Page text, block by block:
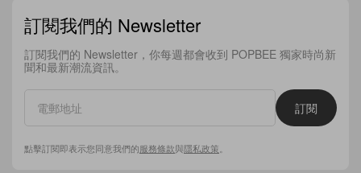
訂閱我們的 Newsletter
訂閱我們的 Newsletter，你每週都會收到 POPBEE 獨家時尚新
聞和最新潮流資訊。
訂閱
點擊訂閱即表示您同意我們的服務條款與隱私政策